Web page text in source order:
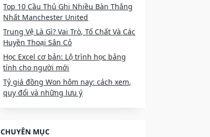
Top 10 Cầu Thủ Ghi Nhiều Bàn Thắng
Nhất Manchester United
Trung Vệ Là Gì? Vai Trò, Tố Chất Và Các
Huyền Thoại Sân Cỏ
Học Excel cơ bản: Lộ trình học bảng
tính cho người mới
Tỷ giá đồng Won hôm nay: cách xem,
quy đổi và những lưu ý
CHUYÊN MỤC